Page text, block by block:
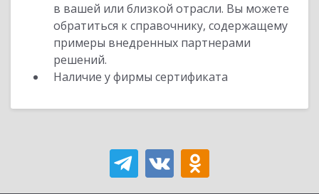
в вашей или близкой отрасли. Вы можете
обратиться к справочнику, содержащему
примеры внедренных партнерами
решений.
Наличие у фирмы сертификата